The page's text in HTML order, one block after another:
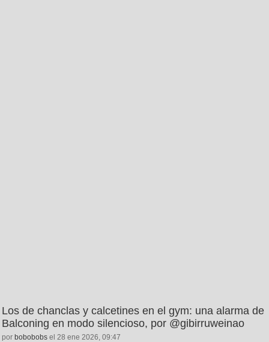
Los de chanclas y calcetines en el gym: una alarma de
Balconing en modo silencioso, por @gibirruweinao
por bobobobs el 28 ene 2026, 09:47